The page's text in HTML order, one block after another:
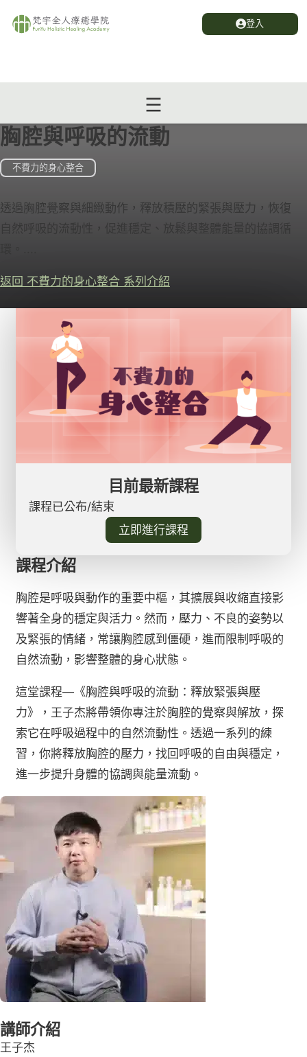
登入
胸腔與呼吸的流動
不費力的身心整合
透過胸腔覺察與細緻動作，釋放積壓的緊張與壓力，恢復
自然呼吸的流動性，促進穩定、放鬆與整體能量的協調循
返回 不費力的身心整合 系列介紹
課程介紹
胸腔是呼吸與動作的重要中樞，其擴展與收縮直接影
響著全身的穩定與活力。然而，壓力、不良的姿勢以
及緊張的情緒，常讓胸腔感到僵硬，進而限制呼吸的
自然流動，影響整體的身心狀態。
這堂課程—《胸腔與呼吸的流動：釋放緊張與壓
力》，王子杰將帶領你專注於胸腔的覺察與解放，探
索它在呼吸過程中的自然流動性。透過一系列的練
習，你將釋放胸腔的壓力，找回呼吸的自由與穩定，
進一步提升身體的協調與能量流動。
目前最新課程
課程已公布/結束
立即進行課程
講師介紹
王子杰